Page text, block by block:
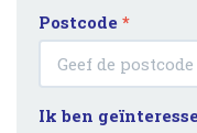
Postcode *
Ik ben